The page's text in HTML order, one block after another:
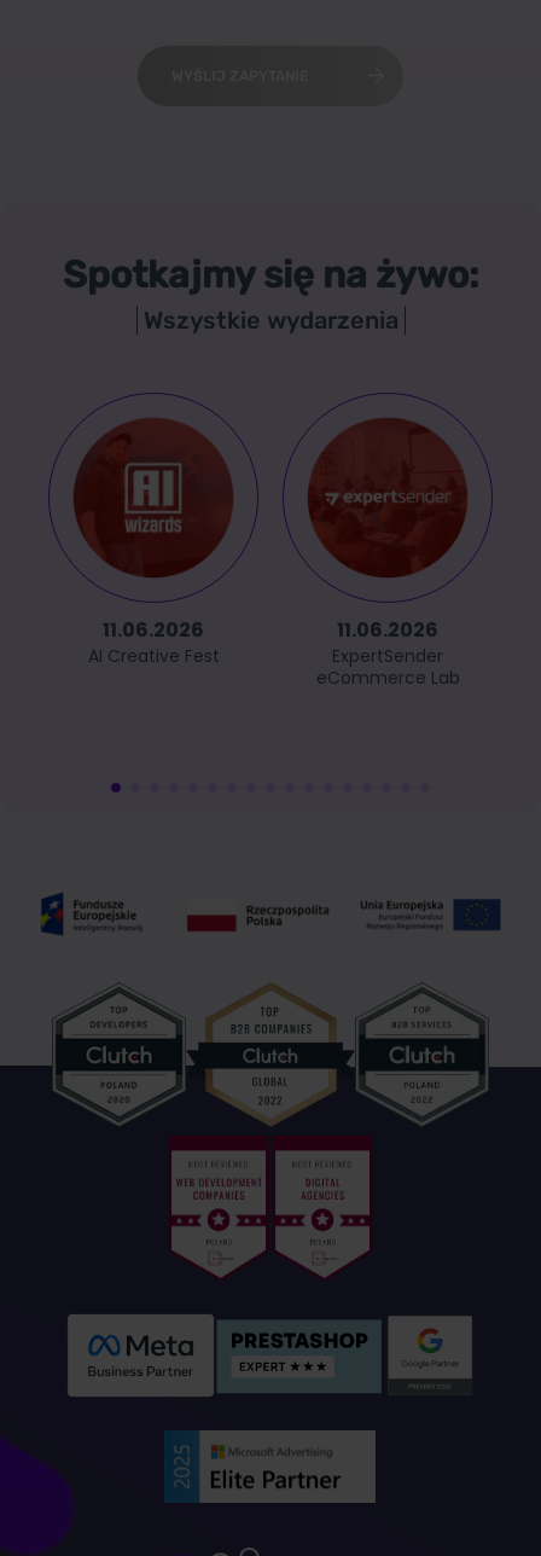
Spotkajmy się na żywo:
Wszystkie wydarzenia
11.06.2026
AI Creative Fest
11.06.2026
ExpertSender
eCommerce Lab